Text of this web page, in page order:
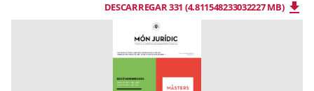
DESCARREGAR 331 (4.811548233032227 MB)